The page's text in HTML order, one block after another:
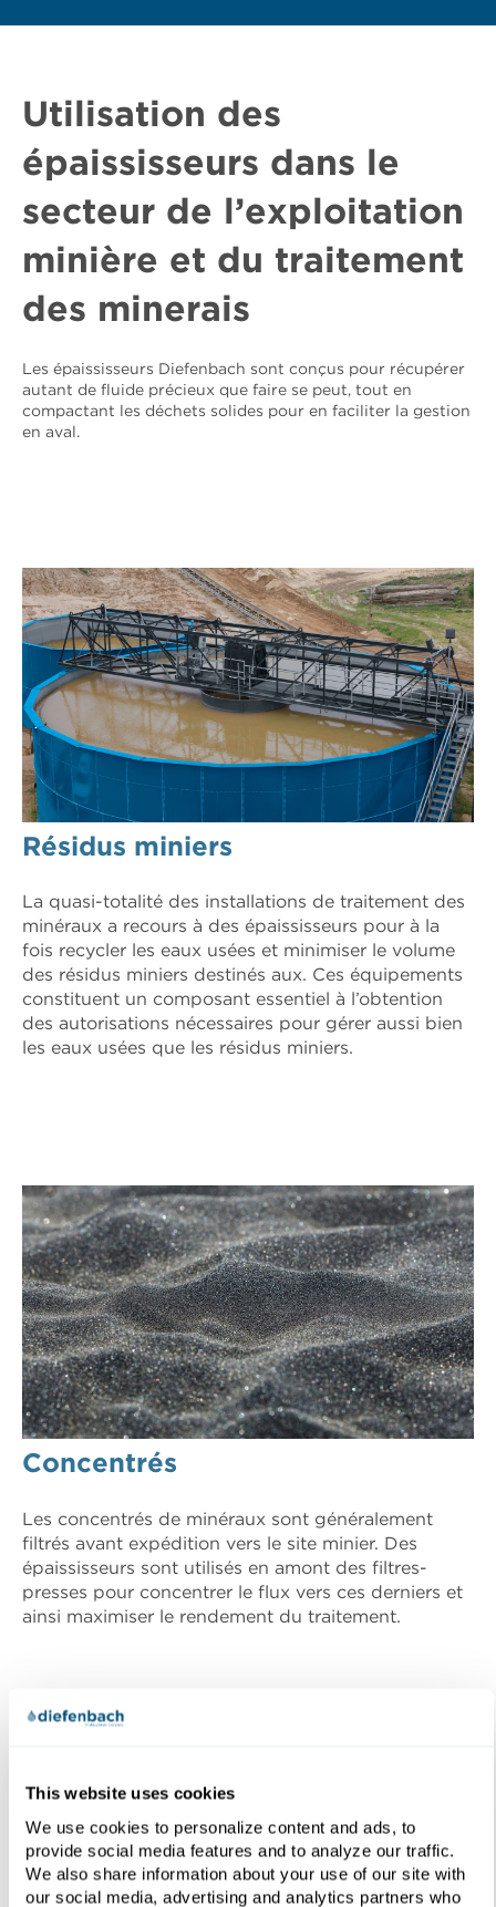
This website uses cookies
We use cookies to personalize content and ads, to
provide social media features and to analyze our traffic.
We also share information about your use of our site with
our social media, advertising and analytics partners who
Utilisation des
épaississeurs dans le
secteur de l’exploitation
minière et du traitement
des minerais
Les épaississeurs Diefenbach sont conçus pour récupérer
autant de fluide précieux que faire se peut, tout en
compactant les déchets solides pour en faciliter la gestion
en aval.
Résidus miniers
La quasi-totalité des installations de traitement des
minéraux a recours à des épaississeurs pour à la
fois recycler les eaux usées et minimiser le volume
des résidus miniers destinés aux. Ces équipements
constituent un composant essentiel à l’obtention
des autorisations nécessaires pour gérer aussi bien
les eaux usées que les résidus miniers.
Concentrés
Les concentrés de minéraux sont généralement
filtrés avant expédition vers le site minier. Des
épaississeurs sont utilisés en amont des filtres-
presses pour concentrer le flux vers ces derniers et
ainsi maximiser le rendement du traitement.